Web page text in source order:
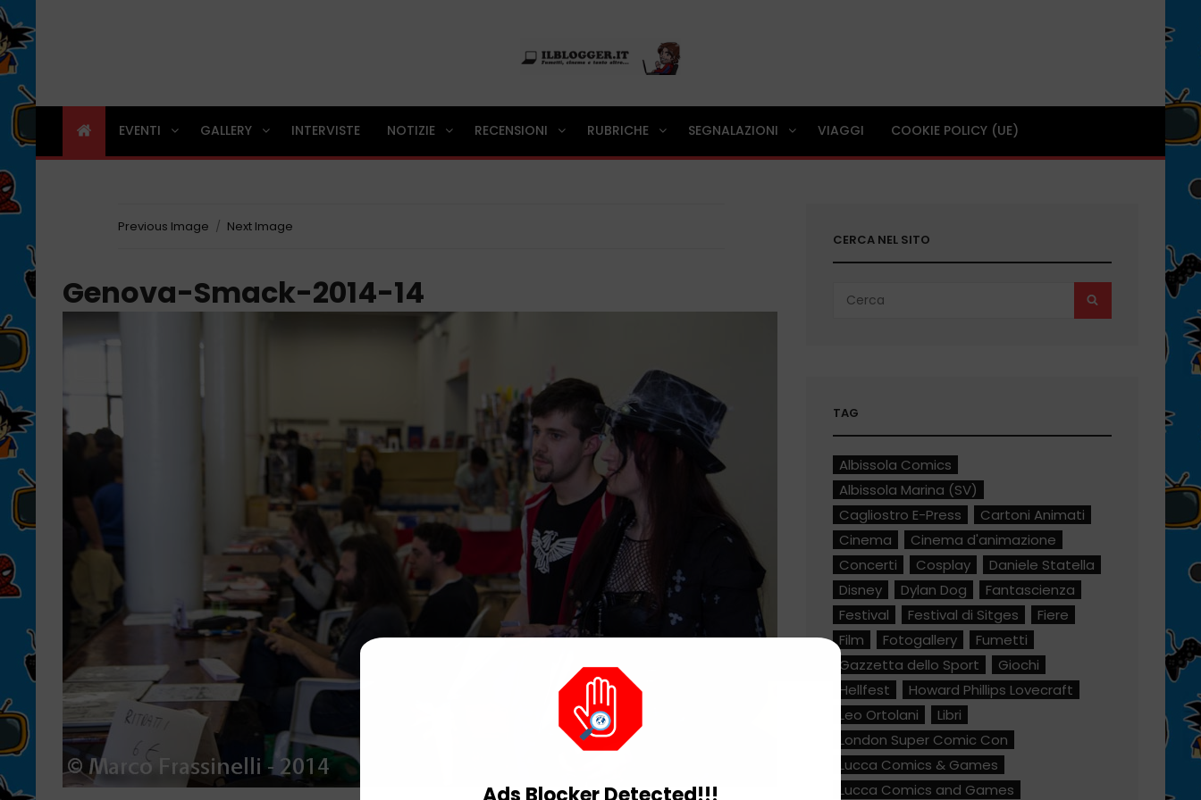
Ilblogger.it
Il portalino di blog |
EVENTI GALLERY INTERVISTE NOTIZIE RECENSIONI RUBRICHE SEGNALAZIONI VIAGGI COOKIE POLICY (UE)
Previous Image Next Image
Genova-Smack-2014-14
CERCA NEL SITO
for:
TAG
Albissola Comics
Albissola Marina (SV)
Cagliostro E-Press
Cartoni Animati
Cinema
Cinema d'animazione
Concerti
Cosplay
Daniele Statella
Disney
Dylan Dog
Fantascienza
Festival
Festival di Sitges
Fiere
Film
Fotogallery
Fumetti
Gazzetta dello Sport
Giochi
Hellfest
Howard Phillips Lovecraft
Leo Ortolani
Libri
London Super Comic Con
Lucca Comics & Games
Lucca Comics and Games